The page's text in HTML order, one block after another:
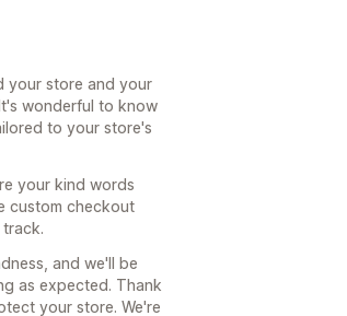
your store and your
wonderful to know
to your store's
your kind words
custom checkout
and we'll be
as expected. Thank
your store. We're